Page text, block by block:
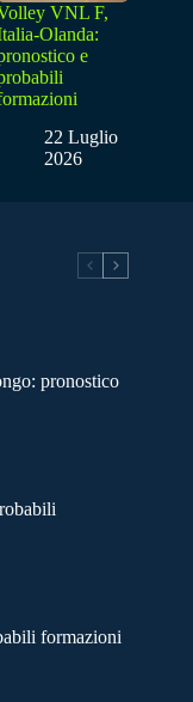
VNL F,
Olanda:
e
22 Luglio
2026
pronostico
formazioni